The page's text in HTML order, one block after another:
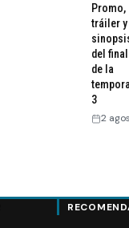
Promo,
tráiler y
del final
de la
3
2